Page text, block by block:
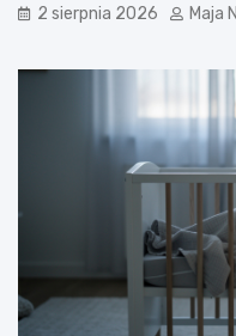
2 sierpnia 2026 Maja